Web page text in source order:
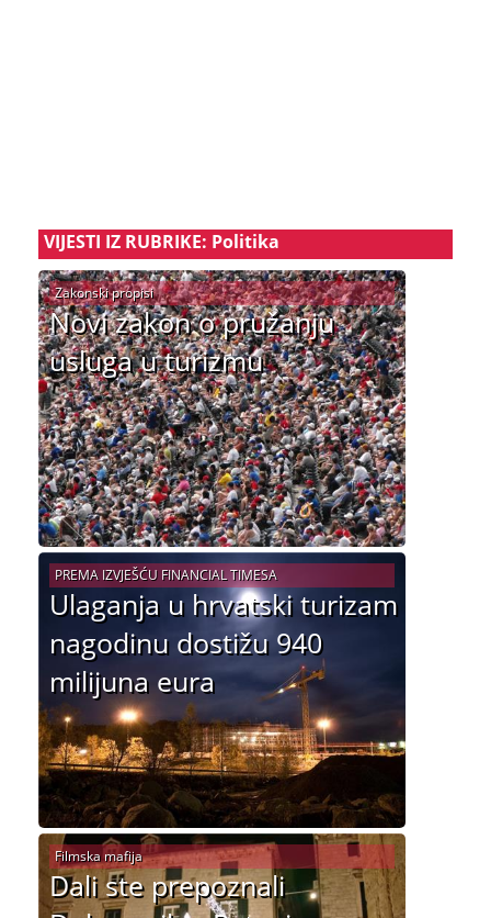
VIJESTI IZ RUBRIKE: Politika
Novi zakon o pružanju
usluga u turizmu
Zakonski propisi
Ulaganja u hrvatski turizam
nagodinu dostižu 940
milijuna eura
PREMA IZVJEŠĆU FINANCIAL TIMESA
Dali ste prepoznali
Filmska mafija